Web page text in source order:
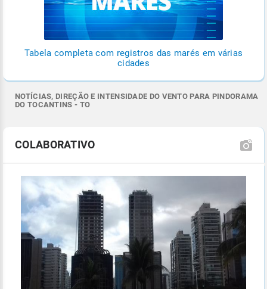
Tabela completa com registros das marés em várias
cidades
NOTÍCIAS, DIREÇÃO E INTENSIDADE DO VENTO PARA PINDORAMA
DO TOCANTINS - TO
COLABORATIVO